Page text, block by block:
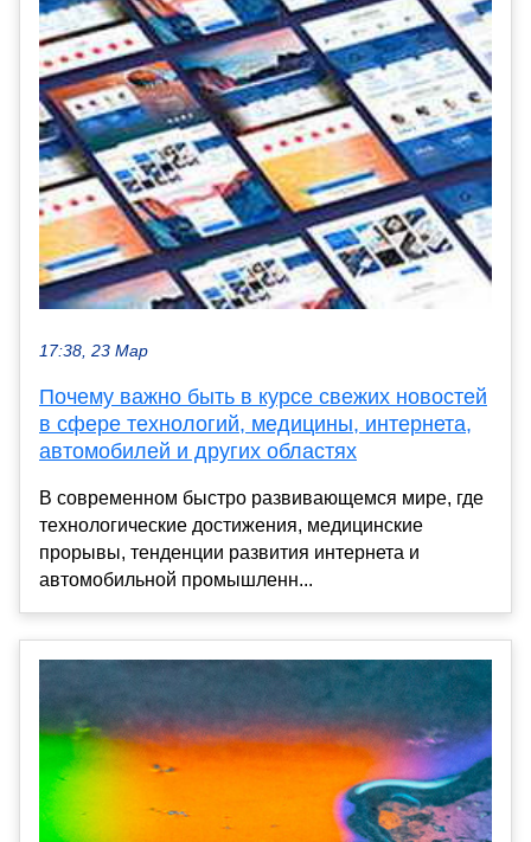
17:38, 23 Мар
Почему важно быть в курсе свежих новостей
в сфере технологий, медицины, интернета,
автомобилей и других областях
В современном быстро развивающемся мире, где
технологические достижения, медицинские
прорывы, тенденции развития интернета и
автомобильной промышленн...